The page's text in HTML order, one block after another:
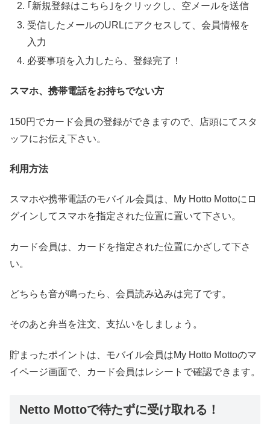
｢新規登録はこちら｣をクリックし、空メールを送信
受信したメールのURLにアクセスして、会員情報を
入力
必要事項を入力したら、登録完了！
スマホ、携帯電話をお持ちでない方
150円でカード会員の登録ができますので、店頭にてスタ
ッフにお伝え下さい。
利用方法
スマホや携帯電話のモバイル会員は、My Hotto Mottoにロ
グインしてスマホを指定された位置に置いて下さい。
カード会員は、カードを指定された位置にかざして下さ
い。
どちらも音が鳴ったら、会員読み込みは完了です。
そのあと弁当を注文、支払いをしましょう。
貯まったポイントは、モバイル会員はMy Hotto Mottoのマ
イページ画面で、カード会員はレシートで確認できます。
Netto Mottoで待たずに受け取れる！